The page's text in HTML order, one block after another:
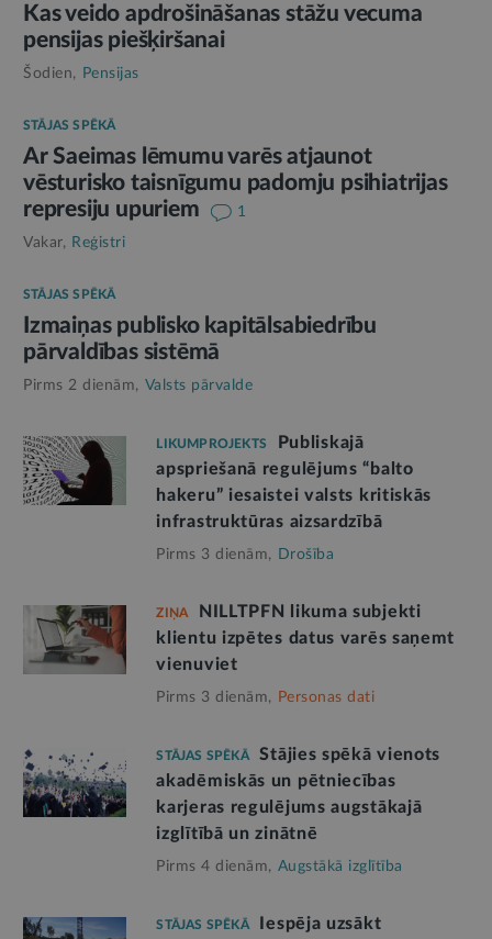
Kas veido apdrošināšanas stāžu vecuma
pensijas piešķiršanai
Šodien, Pensijas
STĀJAS SPĒKĀ
Ar Saeimas lēmumu varēs atjaunot
vēsturisko taisnīgumu padomju psihiatrijas
represiju upuriem
1
Vakar, Reģistri
STĀJAS SPĒKĀ
Izmaiņas publisko kapitālsabiedrību
pārvaldības sistēmā
Pirms 2 dienām, Valsts pārvalde
LIKUMPROJEKTS
Publiskajā
apspriešanā regulējums “balto
hakeru” iesaistei valsts kritiskās
infrastruktūras aizsardzībā
Pirms 3 dienām, Drošība
ZIŅA
NILLTPFN likuma subjekti
klientu izpētes datus varēs saņemt
vienuviet
Pirms 3 dienām, Personas dati
STĀJAS SPĒKĀ
Stājies spēkā vienots
akadēmiskās un pētniecības
karjeras regulējums augstākajā
izglītībā un zinātnē
Pirms 4 dienām, Augstākā izglītība
STĀJAS SPĒKĀ
Iespēja uzsākt